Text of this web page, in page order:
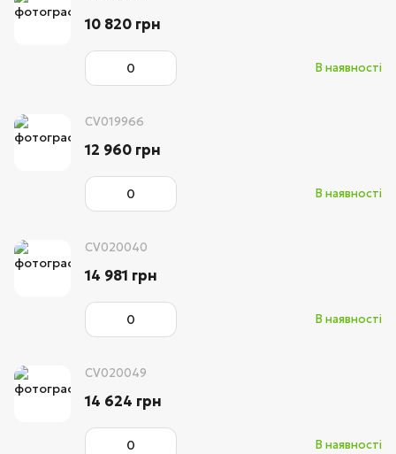
В наявності
10 820 грн
CV019966
В наявності
12 960 грн
CV020040
В наявності
14 981 грн
CV020049
В наявності
14 624 грн